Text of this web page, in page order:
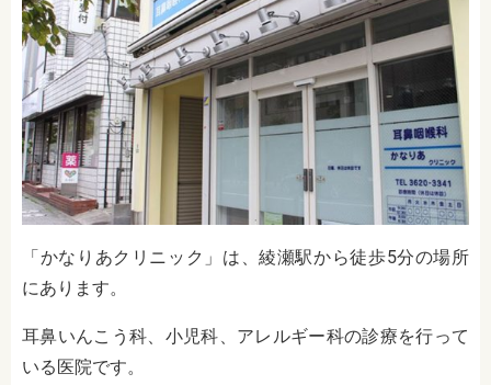
「かなりあクリニック」は、綾瀬駅から徒歩5分の場所
にあります。
耳鼻いんこう科、小児科、アレルギー科の診療を行って
いる医院です。